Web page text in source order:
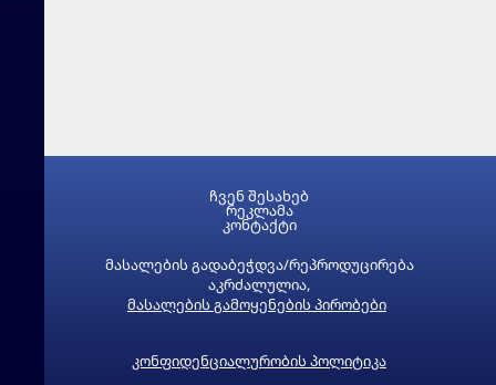
მასალების გადაბეჭდვა/რეპროდუცირება
აკრძალულია,
მასალების გამოყენების პირობები
კონფიდენციალურობის პოლიტიკა
ჩვენ შესახებ
რეკლამა
კონტაქტი